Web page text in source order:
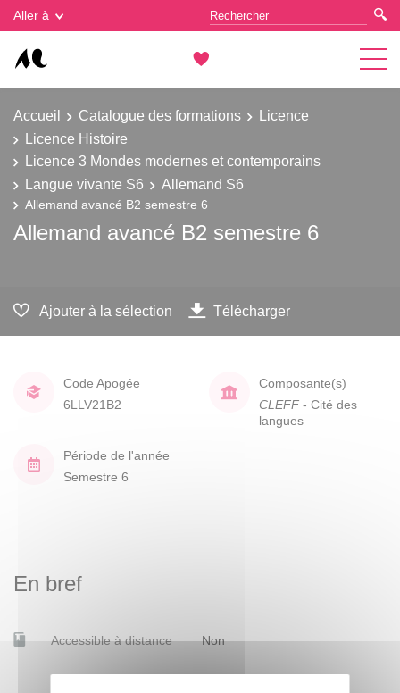
Aller à
Accueil Catalogue des formations
Licence
Licence Histoire
Licence 3 Mondes modernes et contemporains
Langue vivante S6
Allemand S6
Allemand avancé B2 semestre 6
Allemand avancé B2 semestre 6
Ajouter à la sélection Télécharger
Code Apogée
6LLV21B2
Composante(s)
CLEFF - Cité des
langues
Période de l'année
Semestre 6
En bref
Accessible à distance Non
Gestion des cookies